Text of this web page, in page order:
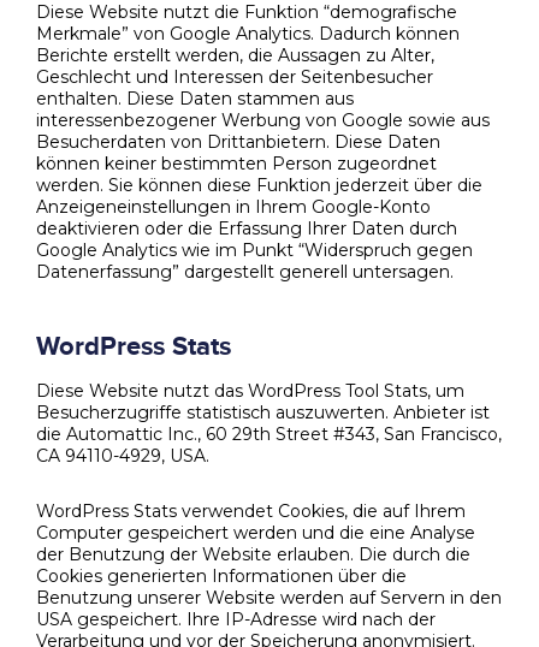
Diese Website nutzt die Funktion “demografische
Merkmale” von Google Analytics. Dadurch können
Berichte erstellt werden, die Aussagen zu Alter,
Geschlecht und Interessen der Seitenbesucher
enthalten. Diese Daten stammen aus
interessenbezogener Werbung von Google sowie aus
Besucherdaten von Drittanbietern. Diese Daten
können keiner bestimmten Person zugeordnet
werden. Sie können diese Funktion jederzeit über die
Anzeigeneinstellungen in Ihrem Google-Konto
deaktivieren oder die Erfassung Ihrer Daten durch
Google Analytics wie im Punkt “Widerspruch gegen
Datenerfassung” dargestellt generell untersagen.
WordPress Stats
Diese Website nutzt das WordPress Tool Stats, um
Besucherzugriffe statistisch auszuwerten. Anbieter ist
die Automattic Inc., 60 29th Street #343, San Francisco,
CA 94110-4929, USA.
WordPress Stats verwendet Cookies, die auf Ihrem
Computer gespeichert werden und die eine Analyse
der Benutzung der Website erlauben. Die durch die
Cookies generierten Informationen über die
Benutzung unserer Website werden auf Servern in den
USA gespeichert. Ihre IP-Adresse wird nach der
Verarbeitung und vor der Speicherung anonymisiert.